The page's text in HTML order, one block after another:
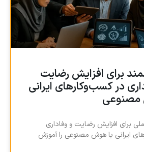
برای افزایش رضایت
در کسب‌وکارهای ایرانی
راهکار عملی برای افزایش رضایت و وفاداری
ایرانی با هوش مصنوعی را آموزش